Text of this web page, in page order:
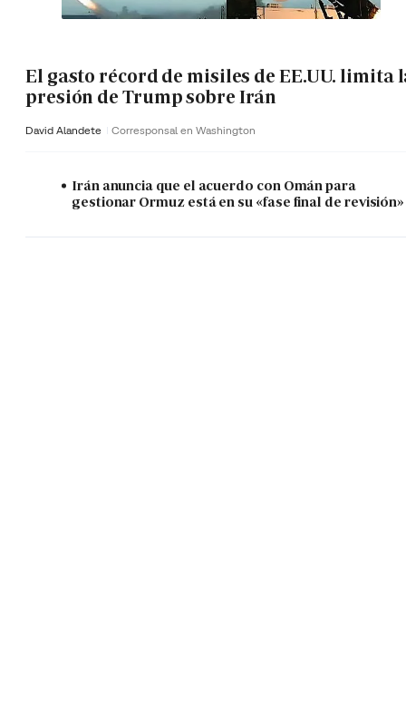
El gasto récord de misiles de EE.UU. limita
presión de Trump sobre Irán
David Alandete Corresponsal en Washington
Irán anuncia que el acuerdo con Omán para
gestionar Ormuz está en su «fase final de revisión»